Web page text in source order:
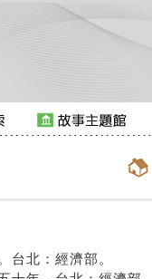
台北：經濟部。